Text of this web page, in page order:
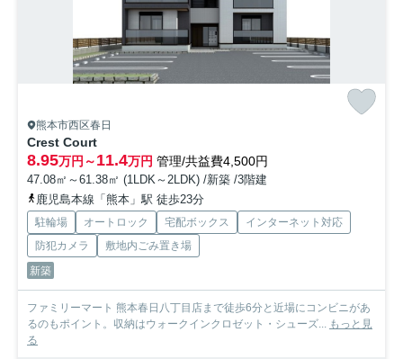
熊本市西区春日
Crest Court
8.95万円～11.4万円 管理/共益費4,500円
47.08㎡～61.38㎡ (1LDK～2LDK) /新築 /3階建
鹿児島本線「熊本」駅 徒歩23分
駐輪場 オートロック 宅配ボックス
インターネット対応
防犯カメラ
敷地内ごみ置き場
新築
ファミリーマート 熊本春日八丁目店まで徒歩6分と近場にコンビニがあ
るのもポイント。収納はウォークインクロゼット・シューズ... もっと見
る